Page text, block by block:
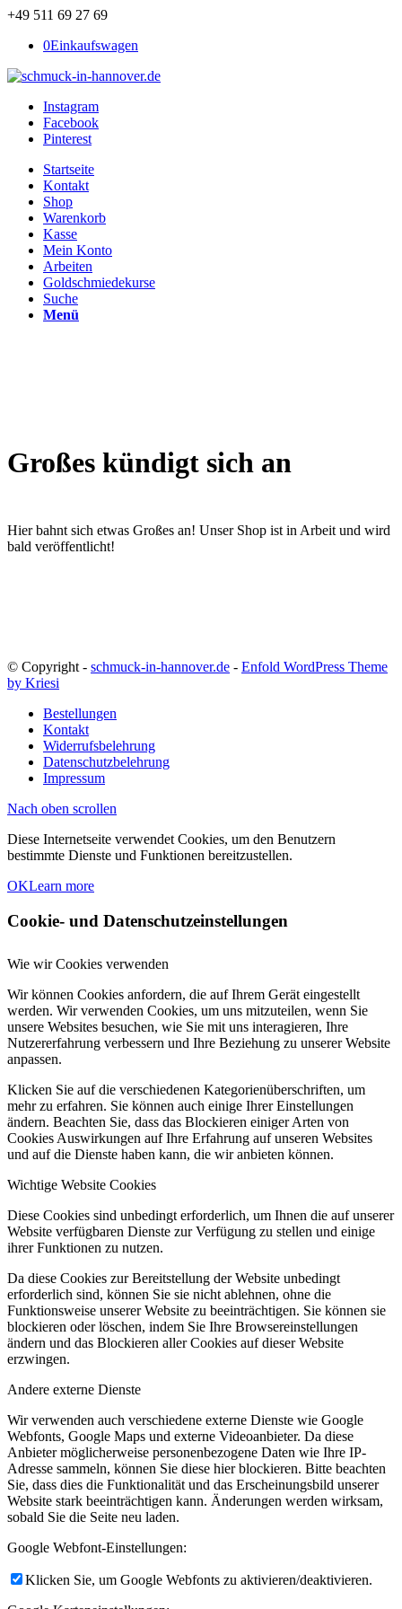
+49 511 69 27 69
0Einkaufswagen
Instagram
Facebook
Pinterest
Startseite
Kontakt
Shop
Warenkorb
Kasse
Mein Konto
Arbeiten
Goldschmiedekurse
Suche
Menü
Großes kündigt sich an
Hier bahnt sich etwas Großes an! Unser Shop ist in Arbeit und wird
bald veröffentlicht!
© Copyright - schmuck-in-hannover.de - Enfold WordPress Theme
by Kriesi
Bestellungen
Kontakt
Widerrufsbelehrung
Datenschutzbelehrung
Impressum
Nach oben scrollen
Diese Internetseite verwendet Cookies, um den Benutzern
bestimmte Dienste und Funktionen bereitzustellen.
OKLearn more
Cookie- und Datenschutzeinstellungen
Wie wir Cookies verwenden
Wir können Cookies anfordern, die auf Ihrem Gerät eingestellt
werden. Wir verwenden Cookies, um uns mitzuteilen, wenn Sie
unsere Websites besuchen, wie Sie mit uns interagieren, Ihre
Nutzererfahrung verbessern und Ihre Beziehung zu unserer Website
anpassen.
Klicken Sie auf die verschiedenen Kategorienüberschriften, um
mehr zu erfahren. Sie können auch einige Ihrer Einstellungen
ändern. Beachten Sie, dass das Blockieren einiger Arten von
Cookies Auswirkungen auf Ihre Erfahrung auf unseren Websites
und auf die Dienste haben kann, die wir anbieten können.
Wichtige Website Cookies
Diese Cookies sind unbedingt erforderlich, um Ihnen die auf unserer
Website verfügbaren Dienste zur Verfügung zu stellen und einige
ihrer Funktionen zu nutzen.
Da diese Cookies zur Bereitstellung der Website unbedingt
erforderlich sind, können Sie sie nicht ablehnen, ohne die
Funktionsweise unserer Website zu beeinträchtigen. Sie können sie
blockieren oder löschen, indem Sie Ihre Browsereinstellungen
ändern und das Blockieren aller Cookies auf dieser Website
erzwingen.
Andere externe Dienste
Wir verwenden auch verschiedene externe Dienste wie Google
Webfonts, Google Maps und externe Videoanbieter. Da diese
Anbieter möglicherweise personenbezogene Daten wie Ihre IP-
Adresse sammeln, können Sie diese hier blockieren. Bitte beachten
Sie, dass dies die Funktionalität und das Erscheinungsbild unserer
Website stark beeinträchtigen kann. Änderungen werden wirksam,
sobald Sie die Seite neu laden.
Google Webfont-Einstellungen:
Klicken Sie, um Google Webfonts zu aktivieren/deaktivieren.